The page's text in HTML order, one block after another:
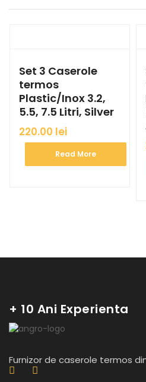
Set 3 Caserole
termos
Plastic/Inox 3.2,
5.5, 7.5 Litri, Silver
220.00 lei
Read More
+ 10 Ani Experienta
Furnizor de caserole termos